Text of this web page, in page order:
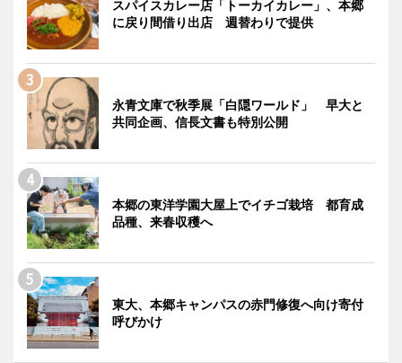
スパイスカレー店「トーカイカレー」、本郷
に戻り間借り出店 週替わりで提供
永青文庫で秋季展「白隠ワールド」 早大と
共同企画、信長文書も特別公開
本郷の東洋学園大屋上でイチゴ栽培 都育成
品種、来春収穫へ
東大、本郷キャンパスの赤門修復へ向け寄付
呼びかけ